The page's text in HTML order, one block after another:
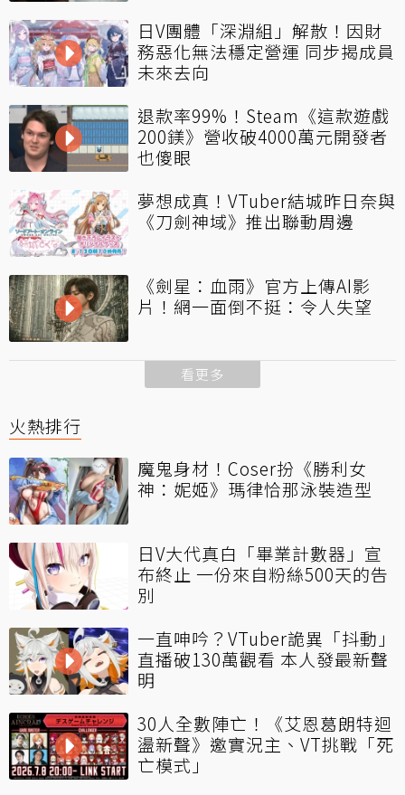
日V團體「深淵組」解散！因財
務惡化無法穩定營運 同步揭成員
未來去向
退款率99%！Steam《這款遊戲
200鎂》營收破4000萬元開發者
也傻眼
夢想成真！VTuber結城昨日奈與
《刀劍神域》推出聯動周邊
《劍星：血雨》官方上傳AI影
片！網一面倒不挺：令人失望
看更多
火熱排行
魔鬼身材！Coser扮《勝利女
神：妮姬》瑪律恰那泳裝造型
日V大代真白「畢業計數器」宣
布終止 一份來自粉絲500天的告
別
一直呻吟？VTuber詭異「抖動」
直播破130萬觀看 本人發最新聲
明
30人全數陣亡！《艾恩葛朗特迴
盪新聲》邀實況主、VT挑戰「死
亡模式」